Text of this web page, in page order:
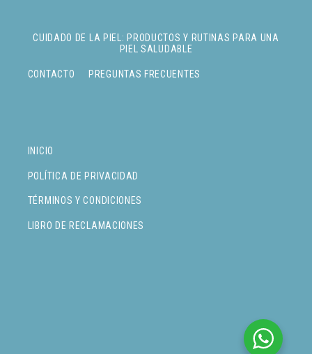
INICIO
POLÍTICA DE PRIVACIDAD
TÉRMINOS Y CONDICIONES
LIBRO DE RECLAMACIONES
CUIDADO DE LA PIEL: PRODUCTOS Y RUTINAS PARA UNA
PIEL SALUDABLE
CONTACTO PREGUNTAS FRECUENTES